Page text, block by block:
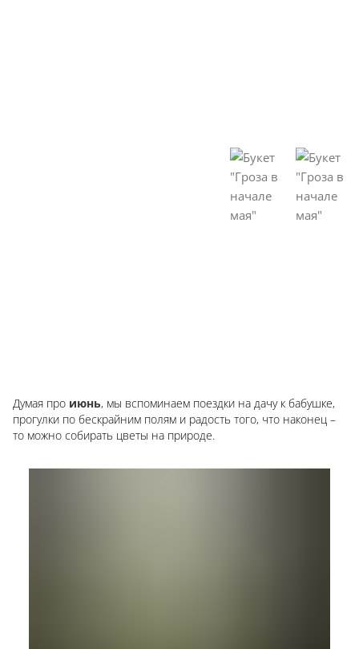
Думая про июнь, мы вспоминаем поездки на дачу к бабушке,
прогулки по бескрайним полям и радость того, что наконец –
то можно собирать цветы на природе.